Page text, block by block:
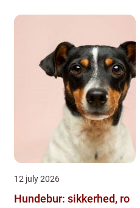
12 july 2026
Hundebur: sikkerhed, ro